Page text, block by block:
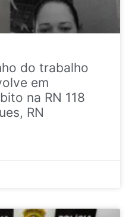
do trabalho
em
na RN 118
RN